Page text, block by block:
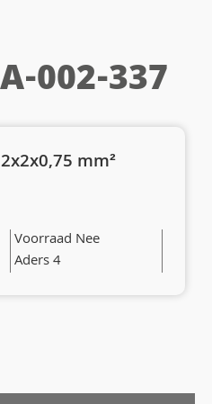
002-337
mm²
Voorraad Nee
Aders 4